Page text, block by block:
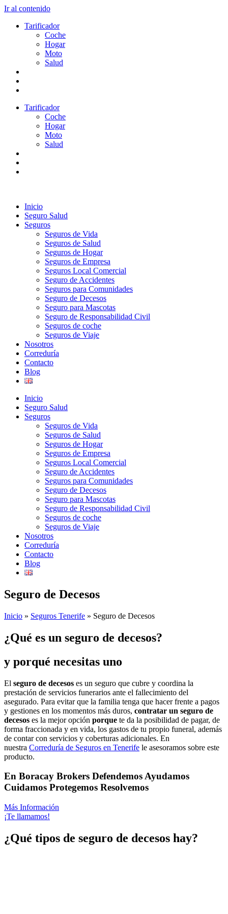
Ir al contenido
Tarificador
Coche
Hogar
Moto
Salud
Tarificador
Coche
Hogar
Moto
Salud
Inicio
Seguro Salud
Seguros
Seguros de Vida
Seguros de Salud
Seguros de Hogar
Seguros de Empresa
Seguros Local Comercial
Seguro de Accidentes
Seguros para Comunidades
Seguro de Decesos
Seguro para Mascotas
Seguro de Responsabilidad Civil
Seguros de coche
Seguros de Viaje
Nosotros
Correduría
Contacto
Blog
Inicio
Seguro Salud
Seguros
Seguros de Vida
Seguros de Salud
Seguros de Hogar
Seguros de Empresa
Seguros Local Comercial
Seguro de Accidentes
Seguros para Comunidades
Seguro de Decesos
Seguro para Mascotas
Seguro de Responsabilidad Civil
Seguros de coche
Seguros de Viaje
Nosotros
Correduría
Contacto
Blog
Seguro de Decesos
Inicio » Seguros Tenerife » Seguro de Decesos
¿Qué es un seguro de decesos?
y porqué necesitas uno
El seguro de decesos es un seguro que cubre y coordina la
prestación de servicios funerarios ante el fallecimiento del
asegurado. Para evitar que la familia tenga que hacer frente a pagos
y gestiones en los momentos más duros, contratar un seguro de
decesos es la mejor opción porque te da la posibilidad de pagar, de
forma fraccionada y en vida, los gastos de tu propio funeral, además
de contar con servicios y coberturas adicionales. En
nuestra Correduría de Seguros en Tenerife le asesoramos sobre este
producto.
En Boracay Brokers DefendemosAyudamos
Cuidamos Protegemos Resolvemos
Más Información
¡Te llamamos!
¿Qué tipos de seguro de decesos hay?